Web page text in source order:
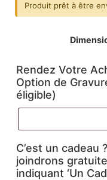
Produit prêt à être
Rendez Votre
Option de
éligible)
C’est un cadeau
joindrons
indiquant ‘Un